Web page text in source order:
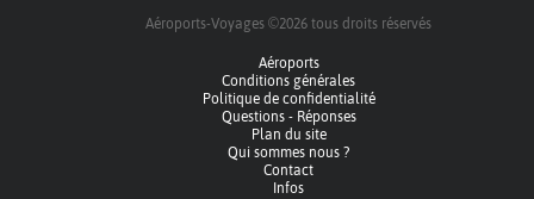
Aéroports-Voyages ©2026 tous droits réservés
Aéroports
Conditions générales
Politique de confidentialité
Questions - Réponses
Plan du site
Qui sommes nous ?
Contact
Infos